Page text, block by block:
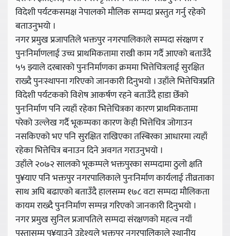
विदेशी पर्यटकसमक्ष नेपालको मौलिक सम्पदा प्रस्तुत गर्नु रहेको
बताउनुभयो ।
नगर प्रमुख प्रजापतिले भक्तपुर नगरपालिकाले सम्पदा संरक्षण र
पुनःनिर्माणलाई उच्च प्राथमिकतामा राखी काम गर्दै आएको बताउँदै
५५ झ्याले दरबारको पुनःनिर्माणका क्रममा भित्तेचित्रलाई सुरक्षित
राख्दै पुनःस्थापना गरिएको जानकारी दिनुभयो । उहाँले भित्तेचित्रप्रति
विदेशी पर्यटकको विशेष आकर्षण रहने बताउँदै हाडा छेँको
पुनःनिर्माण पनि त्यहाँ रहेका भित्तेचित्रका कारण प्राथमिकतामा
परेको उल्लेख गर्दै भूकम्पका कारण केही भित्तेचित्र जोगाउन
नसकिएको भए पनि सुरक्षित राखिएका तस्बिरका आधारमा त्यहाँ
रहेका भित्तेचित्र बनाउन दिने अवगत गराउनुभयो ।
उहाँले २०७२ सालको भूकम्पले भक्तपुरका सम्पदामा ठुलो क्षति
पु¥याए पनि भक्तपुर नगरपालिकाले पुनःनिर्माण कार्यलाई तीव्रताका
साथ अघि बढाएको बताउँदै हालसम्म १७८ वटा सम्पदा मौलिकता
कायम राख्दै पुनःनिर्माण सम्पन्न गरिएको जानकारी दिनुभयो ।
नगर प्रमुख सुनिल प्रजापतिले सम्पदा संरक्षणको महत्व नयाँ